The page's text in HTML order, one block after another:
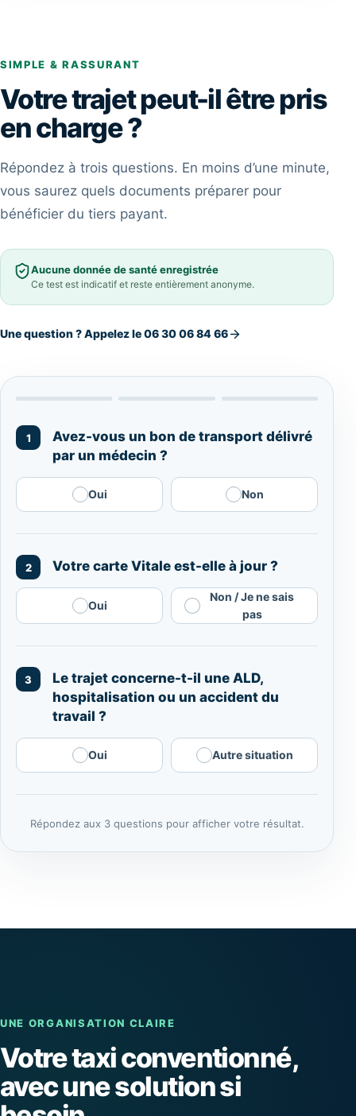
SIMPLE & RASSURANT
Votre trajet peut-il être pris
en charge ?
Répondez à trois questions. En moins d’une minute,
vous saurez quels documents préparer pour
bénéficier du tiers payant.
Aucune donnée de santé enregistrée
Ce test est indicatif et reste entièrement anonyme.
Une question ? Appelez le06 30 06 84 66
1
Avez-vous un bon de transport délivré
par un médecin ?
Oui Non
2 Votre carte Vitale est-elle à jour ?
Oui
Non / Je ne sais
pas
3
Le trajet concerne-t-il une ALD,
hospitalisation ou un accident du
travail ?
Oui Autre situation
Répondez aux 3 questions pour afficher votre résultat.
UNE ORGANISATION CLAIRE
Votre taxi conventionné,
avec une solution si